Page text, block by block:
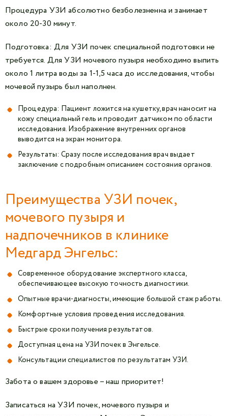
Процедура УЗИ абсолютно безболезненна и занимает
около 20-30 минут.
Подготовка: Для УЗИ почек специальной подготовки не
требуется. Для УЗИ мочевого пузыря необходимо выпить
около 1 литра воды за 1-1,5 часа до исследования, чтобы
мочевой пузырь был наполнен.
Процедура: Пациент ложится на кушетку, врач наносит на
кожу специальный гель и проводит датчиком по области
исследования. Изображение внутренних органов
выводится на экран монитора.
Результаты: Сразу после исследования врач выдает
заключение с подробным описанием состояния органов.
Преимущества УЗИ почек,
мочевого пузыря и
надпочечников в клинике
Медгард Энгельс:
Современное оборудование экспертного класса,
обеспечивающее высокую точность диагностики.
Опытные врачи-диагносты, имеющие большой стаж работы.
Комфортные условия проведения исследования.
Быстрые сроки получения результатов.
Доступная цена на УЗИ почек в Энгельсе.
Консультации специалистов по результатам УЗИ.
Забота о вашем здоровье – наш приоритет!
Записаться на УЗИ почек, мочевого пузыря и